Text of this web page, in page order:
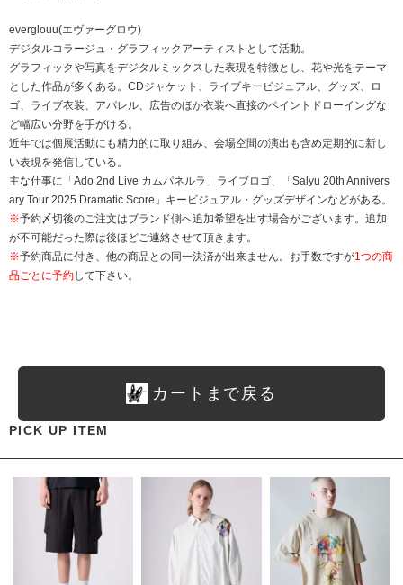
everglouu(エヴァーグロウ)
デジタルコラージュ・グラフィックアーティストとして活動。
グラフィックや写真をデジタルミックスした表現を特徴とし、花や光をテーマ
とした作品が多くある。CDジャケット、ライブキービジュアル、グッズ、ロ
ゴ、ライブ衣装、アパレル、広告のほか衣装へ直接のペイントドローイングな
ど幅広い分野を手がける。
近年では個展活動にも精力的に取り組み、会場空間の演出も含め定期的に新し
い表現を発信している。
主な仕事に「Ado 2nd Live カムパネルラ」ライブロゴ、「Salyu 20th Annivers
ary Tour 2025 Dramatic Score」キービジュアル・グッズデザインなどがある。
※予約〆切後のご注文はブランド側へ追加希望を出す場合がございます。追加
が不可能だった際は後ほどご連絡させて頂きます。
※予約商品に付き、他の商品との同一決済が出来ません。お手数ですが1つの商
品ごとに予約して下さい。
カートまで戻る
PICK UP ITEM